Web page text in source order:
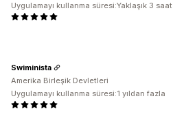
Uygulamayı kullanma süresi:Yaklaşık 3 saat
Swiminista
Amerika Birleşik Devletleri
Uygulamayı kullanma süresi:1 yıldan fazla